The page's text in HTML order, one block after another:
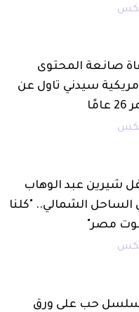
صانعة المحتوى
سيدني تاول عن
عامًا
شيرين عبد الوهاب
الساحل الشمالي.. "كلنا
مصر"
حب على ورق